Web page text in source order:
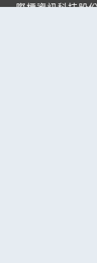
際標資訊科技股